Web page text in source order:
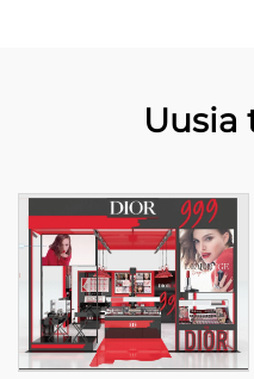
Uusia